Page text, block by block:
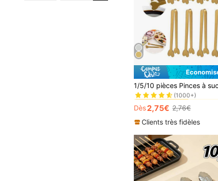
#1 BEST-SELLERS
(1000+)
#1 BEST-SELLERS
(1000+)
#1 BEST-SELLERS
(1000+)
#1 BEST-SELLERS
(1000+)
Dès2,75€ 2,76€
Clients très fidèles